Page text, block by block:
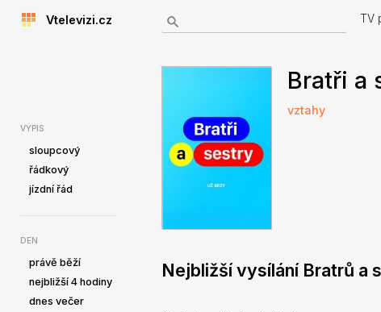
Vtelevizi.cz TV
VÝPIS
sloupcový
řádkový
jízdní řád
DEN
právě běží
nejbližší 4 hodiny
dnes večer
Bratři a
vztahy
Nejbližší vysílání Bratrů a